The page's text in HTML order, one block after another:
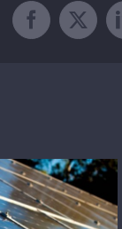
Facebook
X